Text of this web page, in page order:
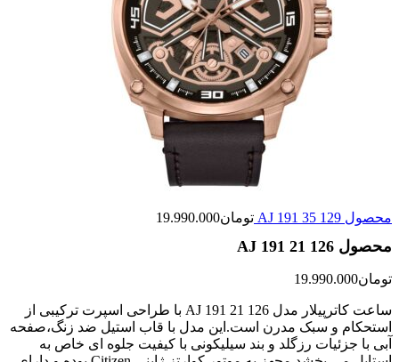
محصول AJ 191 35 129 تومان19.990.000
محصول AJ 191 21 126
تومان19.990.000
ساعت کاترپیلار مدل AJ 191 21 126 با طراحی اسپرت ترکیبی از
استحکام و سبک مدرن است.این مدل با قاب استیل ضد زنگ،صفحه
آبی با جزئیات رزگلد و بند سیلیکونی با کیفیت جلوه ای خاص به